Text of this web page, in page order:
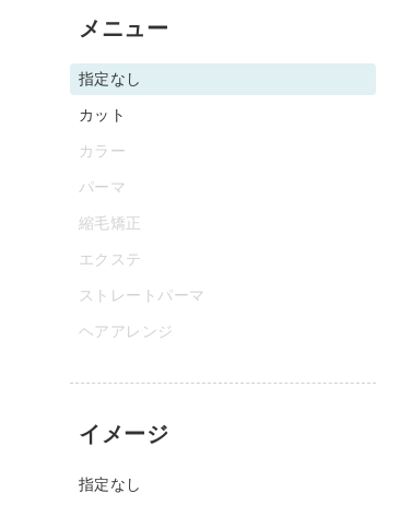
メニュー
指定なし
カット
カラー
パーマ
縮毛矯正
エクステ
ストレートパーマ
ヘアアレンジ
イメージ
指定なし